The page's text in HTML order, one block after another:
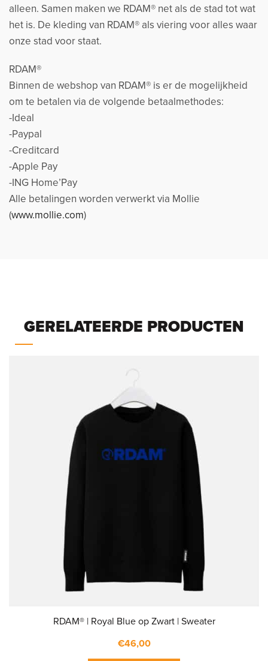
alleen. Samen maken we RDAM® net als de stad tot wat
het is. De kleding van RDAM® als viering voor alles waar
onze stad voor staat.
RDAM®
Binnen de webshop van RDAM® is er de mogelijkheid
om te betalen via de volgende betaalmethodes:
-Ideal
-Paypal
-Creditcard
-Apple Pay
-ING Home’Pay
Alle betalingen worden verwerkt via Mollie
(www.mollie.com)
GERELATEERDE PRODUCTEN
RDAM® | Royal Blue op Zwart | Sweater
€46,00